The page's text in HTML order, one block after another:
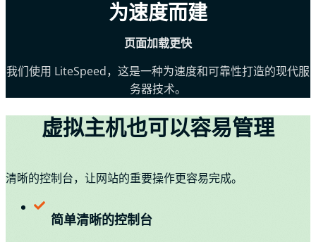
为速度而建
页面加载更快
我们使用 LiteSpeed，这是一种为速度和可靠性打造的现代服
务器技术。
虚拟主机也可以容易管理
清晰的控制台，让网站的重要操作更容易完成。
简单清晰的控制台